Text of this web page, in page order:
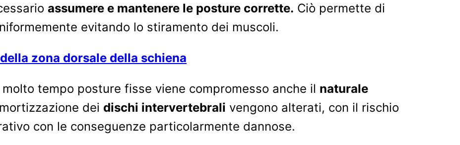
assumere e mantenere le posture corrette. Ciò permette di
evitando lo stiramento dei muscoli.
zona dorsale della schiena
tempo posture fisse viene compromesso anche il naturale
dei dischi intervertebrali vengono alterati, con il rischio
con le conseguenze particolarmente dannose.